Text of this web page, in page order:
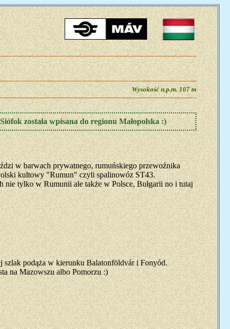
Wysokość n.p.m. 107 m
została wpisana do regionu Małopolska :)
w barwach prywatnego, rumuńskiego przewoźnika
kultowy "Rumun" czyli spalinowóz ST43.
tylko w Rumunii ale także w Polsce, Bułgarii no i tutaj
szlak podąża w kierunku Balatonföldvár i Fonyód.
na Mazowszu albo Pomorzu :)